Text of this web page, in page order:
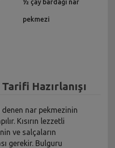
½ çay bardağı nar
pekmezi
Hazırlanışı
nar pekmezinin
Kısırın lezzetli
ve salçaların
gerekir. Bulguru